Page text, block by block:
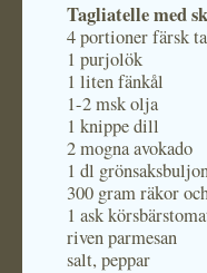
Tagliatelle med
4 portioner färsk
1 purjolök
1 liten fänkål
1-2 msk olja
1 knippe dill
2 mogna avokado
1 dl
300 gram räkor
1 ask
riven parmesan
salt, peppar